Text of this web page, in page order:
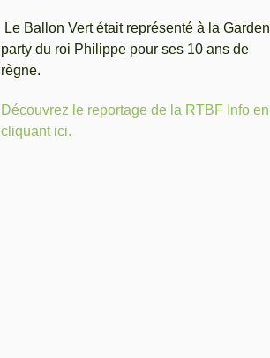
Le Ballon Vert était représenté à la Garden
party du roi Philippe pour ses 10 ans de
règne.
Découvrez le reportage de la RTBF Info en
cliquant ici.